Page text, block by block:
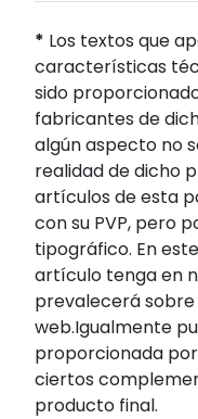
* Los textos que
características
sido
fabricantes de
algún aspecto no
realidad de dicho
artículos de esta
con su PVP, pero
tipográfico. En
artículo tenga en
prevalecerá sobre
web.Igualmente
proporcionada
ciertos
producto final.